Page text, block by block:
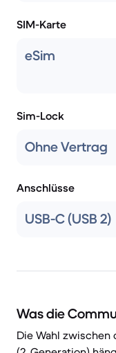
SIM-Karte
eSim
Sim-Lock
Ohne Vertrag
Anschlüsse
USB-C (USB 2)
Was die
Die Wahl zwischen